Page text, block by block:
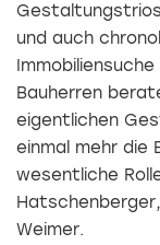
und auch
Bauherren
eigentlichen
einmal mehr die
wesentliche
Weimer.